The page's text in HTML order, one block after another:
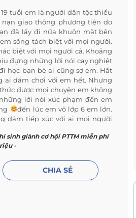
tuổi em là người dân tộc thiểu
nạn giao thông phương tiện do
đã lấy đi nửa khuôn mặt bên
sống tách biệt với mọi người.
biệt với mọi người cả. Khoảng
đựng những lời nói cay nghiệt
học bạn bè ai cũng sợ em. Hắt
ai dám chơi với em hết. Nhưng
được mọi chuyện em không
lời nói xúc phạm đến em
đến lúc em vô lớp 6 em lớn.
dám tiếp xúc với ai mọi người
chả ra cái thể thống gì tại sao
thật sự em đã rất tổn thương
lẳng lặng vô phòng rồi em thấy
lì ít nói em không bao giờ tâm
cả. Cái gì em cũng tự chịu
sinh giành cơ hội PTTM miễn phí
-
CHIA SẺ